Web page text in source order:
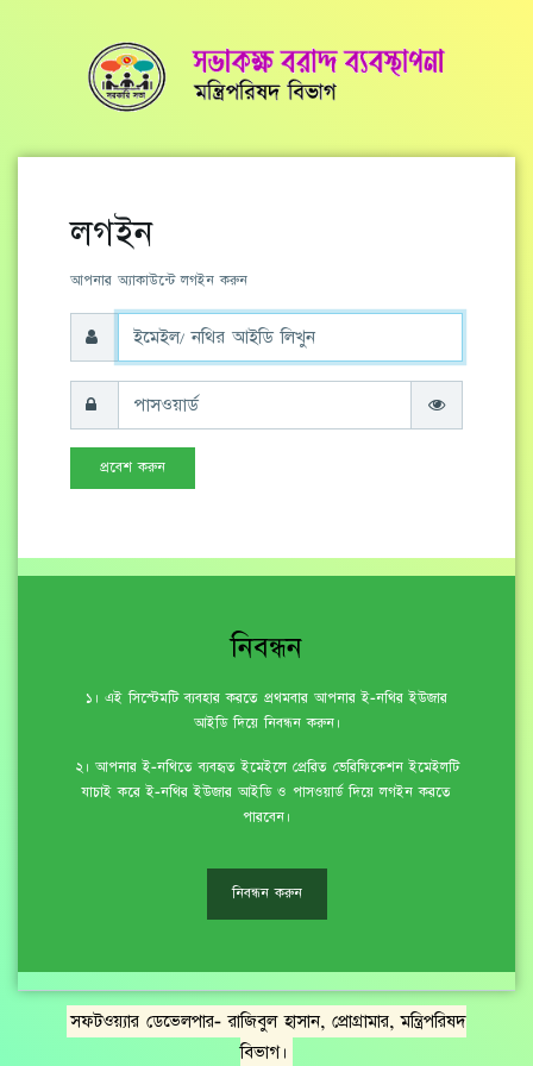
লগইন
আপনার অ্যাকাউন্টে লগইন করুন
প্রবেশ করুন
নিবন্ধন
১। এই সিস্টেমটি ব্যবহার করতে প্রথমবার আপনার ই-নথির ইউজার
আইডি দিয়ে নিবন্ধন করুন।
২। আপনার ই-নথিতে ব্যবহৃত ইমেইলে প্রেরিত ভেরিফিকেশন ইমেইলটি
যাচাই করে ই-নথির ইউজার আইডি ও পাসওয়ার্ড দিয়ে লগইন করতে
পারবেন।
নিবন্ধন করুন
সফটওয়্যার ডেভেলপার- রাজিবুল হাসান, প্রোগ্রামার, মন্ত্রিপরিষদ
বিভাগ।